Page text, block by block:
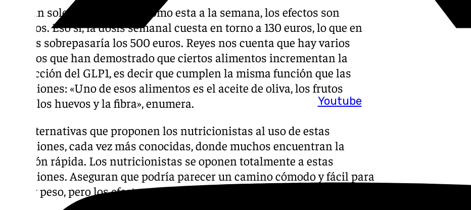
Youtube
Con tan solo una inyección como esta a la semana, los efectos son
notorios. Eso sí, la dosis semanal cuesta en torno a 130 euros, lo que en
un mes sobrepasaría los 500 euros. Reyes nos cuenta que hay varios
estudios que han demostrado que ciertos alimentos incrementan la
producción del GLP1, es decir que cumplen la misma función que las
inyecciones: «Uno de esos alimentos es el aceite de oliva, los frutos
secos, los huevos y la fibra», enumera.
Son alternativas que proponen los nutricionistas al uso de estas
inyecciones, cada vez más conocidas, donde muchos encuentran la
solución rápida. Los nutricionistas se oponen totalmente a estas
inyecciones. Aseguran que podría parecer un camino cómodo y fácil para
perder peso, pero los efectos secundarios podrían llegar a ser graves.